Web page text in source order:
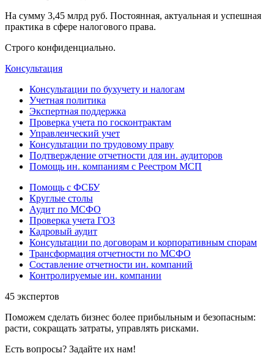
На сумму 3,45 млрд руб. Постоянная, актуальная и успешная
практика в сфере налогового права.
Строго конфиденциально.
Консультация
Консультации по бухучету и налогам
Учетная политика
Экспертная поддержка
Проверка учета по госконтрактам
Управленческий учет
Консультации по трудовому праву
Подтверждение отчетности для ин. аудиторов
Помощь ин. компаниям с Реестром МСП
Помощь с ФСБУ
Круглые столы
Аудит по МСФО
Проверка учета ГОЗ
Кадровый аудит
Консультации по договорам и корпоративным спорам
Трансформация отчетности по МСФО
Составление отчетности ин. компаний
Контролируемые ин. компании
45 экспертов
Поможем сделать бизнес более прибыльным и безопасным:
расти, cокращать затраты, управлять рисками.
Есть вопросы? Задайте их нам!